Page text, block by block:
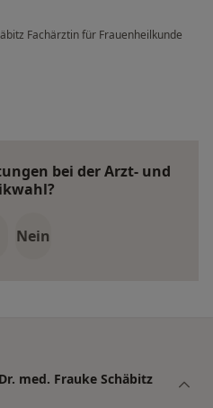
Fachärztin für Frauenheilkunde
bei der Arzt- und
Nein
med. Frauke Schäbitz